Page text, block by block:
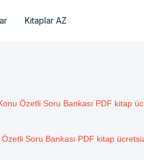
Kitaplar AZ
Özetli Soru Bankası PDF kitap
Soru Bankası PDF kitap